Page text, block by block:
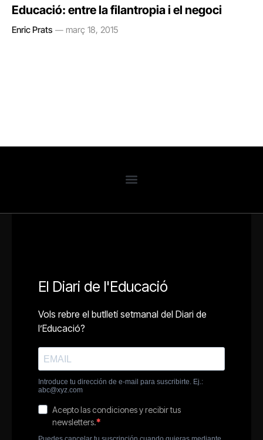
Educació: entre la filantropia i el negoci
Enric Prats març 18, 2015